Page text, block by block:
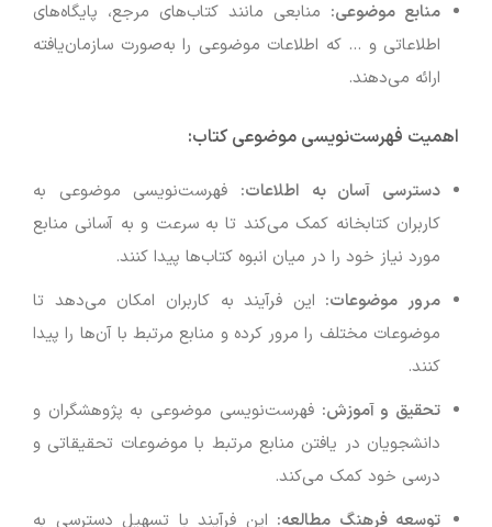
منابع موضوعی: منابعی مانند کتاب‌های مرجع، پایگاه‌های
اطلاعاتی و … که اطلاعات موضوعی را به‌صورت سازمان‌یافته
ارائه می‌دهند.
اهمیت فهرست‌نویسی موضوعی کتاب:
دسترسی آسان به اطلاعات: فهرست‌نویسی موضوعی به
کاربران کتابخانه کمک می‌کند تا به سرعت و به آسانی منابع
مورد نیاز خود را در میان انبوه کتاب‌ها پیدا کنند.
مرور موضوعات: این فرآیند به کاربران امکان می‌دهد تا
موضوعات مختلف را مرور کرده و منابع مرتبط با آن‌ها را پیدا
کنند.
تحقیق و آموزش: فهرست‌نویسی موضوعی به پژوهشگران و
دانشجویان در یافتن منابع مرتبط با موضوعات تحقیقاتی و
درسی خود کمک می‌کند.
توسعه فرهنگ مطالعه: این فرآیند با تسهیل دسترسی به